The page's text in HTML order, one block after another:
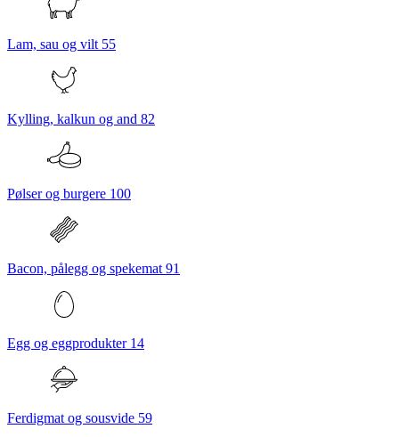
Lam, sau og vilt 55
Kylling, kalkun og and 82
Pølser og burgere 100
Bacon, pålegg og spekemat 91
Egg og eggprodukter 14
Ferdigmat og sousvide 59